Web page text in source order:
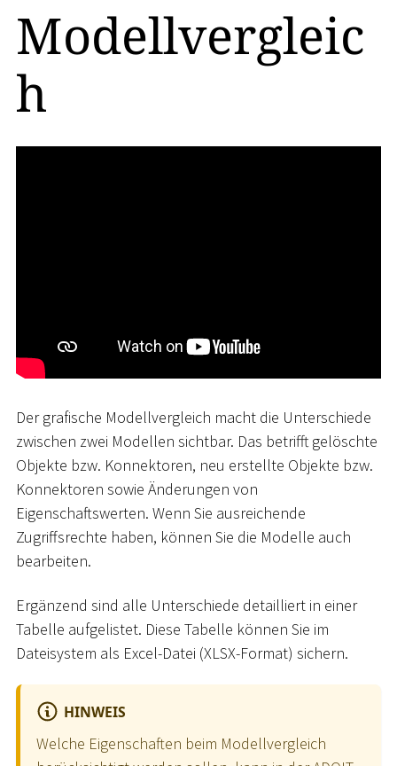
Modellvergleic
h
Der grafische Modellvergleich macht die Unterschiede
zwischen zwei Modellen sichtbar. Das betrifft gelöschte
Objekte bzw. Konnektoren, neu erstellte Objekte bzw.
Konnektoren sowie Änderungen von
Eigenschaftswerten. Wenn Sie ausreichende
Zugriffsrechte haben, können Sie die Modelle auch
bearbeiten.
Ergänzend sind alle Unterschiede detailliert in einer
Tabelle aufgelistet. Diese Tabelle können Sie im
Dateisystem als Excel-Datei (XLSX-Format) sichern.
HINWEIS
Welche Eigenschaften beim Modellvergleich